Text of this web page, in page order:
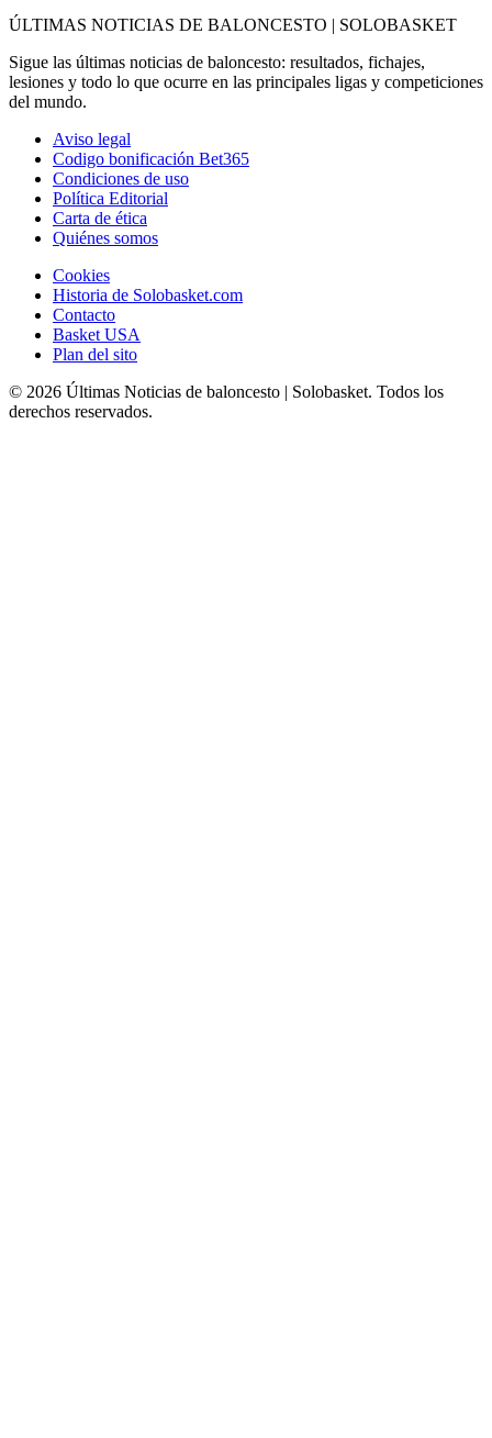
ÚLTIMAS NOTICIAS DE BALONCESTO | SOLOBASKET
Sigue las últimas noticias de baloncesto: resultados, fichajes,
lesiones y todo lo que ocurre en las principales ligas y competiciones
del mundo.
Aviso legal
Codigo bonificación Bet365
Condiciones de uso
Política Editorial
Carta de ética
Quiénes somos
Cookies
Historia de Solobasket.com
Contacto
Basket USA
Plan del sito
© 2026 Últimas Noticias de baloncesto | Solobasket. Todos los
derechos reservados.